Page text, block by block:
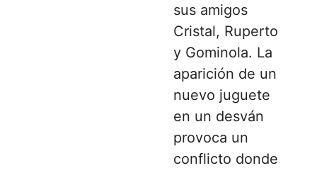
sus amigos
Cristal, Ruperto
y Gominola. La
aparición de un
nuevo juguete
en un desván
provoca un
conflicto donde